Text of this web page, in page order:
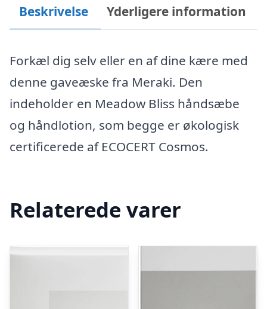
Beskrivelse Yderligere information
Forkæl dig selv eller en af dine kære med
denne gaveæske fra Meraki. Den
indeholder en Meadow Bliss håndsæbe
og håndlotion, som begge er økologisk
certificerede af ECOCERT Cosmos.
Relaterede varer